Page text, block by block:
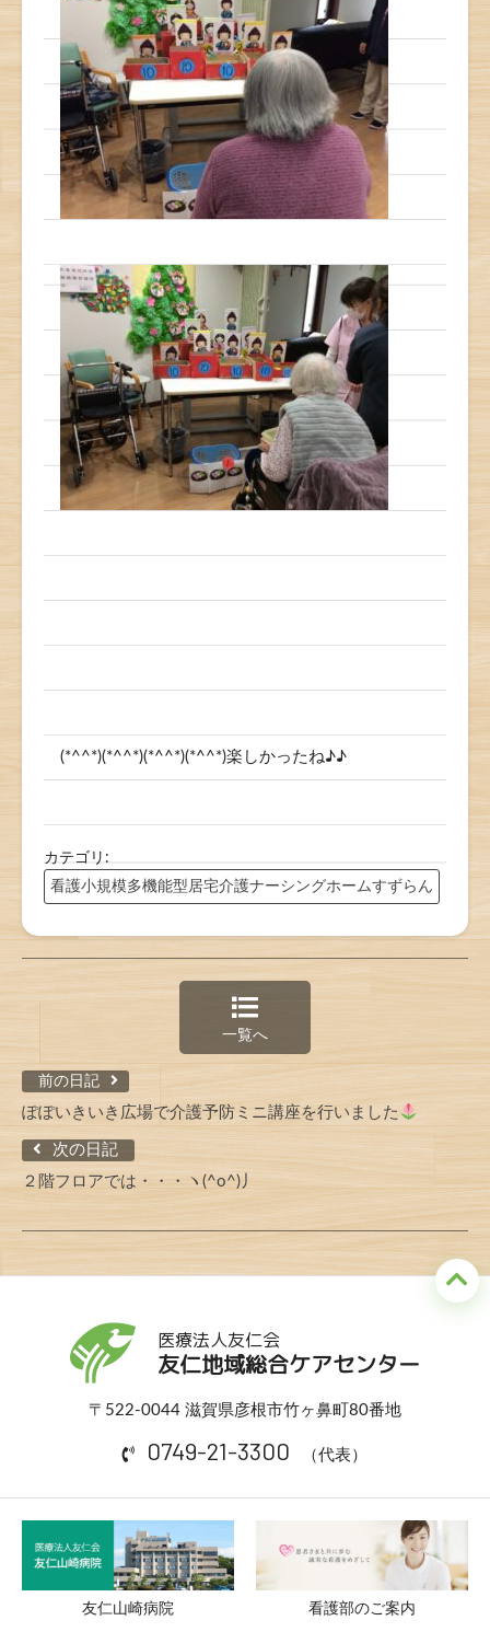
(*^^*)(*^^*)(*^^*)(*^^*)楽しかったね♪♪
カテゴリ:
看護小規模多機能型居宅介護ナーシングホームすずらん
一覧へ
次の日記
２階フロアでは・・・ヽ(^o^)丿
前の日記
ぽぽいきいき広場で介護予防ミニ講座を行いました
医療法人友仁会
友仁地域総合ケアセンター
〒522-0044 滋賀県彦根市竹ヶ鼻町80番地
0749-21-3300 （代表）
友仁山崎病院 看護部のご案内